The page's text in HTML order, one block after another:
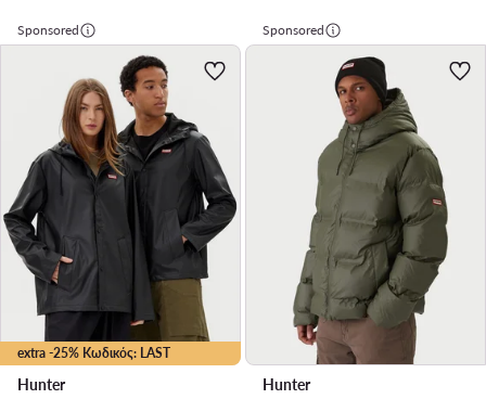
Sponsored
extra -25% Κωδικός: LAST
Hunter
Sponsored
Hunter